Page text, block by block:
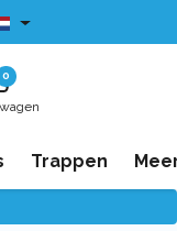
uit voorraad
0
Trappen